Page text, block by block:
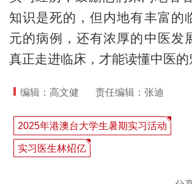
知识是死的，但内地有丰富的
元的病例，还有浓厚的中医发
真正走进临床，才能读懂中医的
编辑：高文健 责任编辑：张迪
2025年港澳台大学生暑期实习活动
实习医生林炤亿